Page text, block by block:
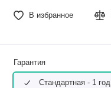
В избранное
Гарантия
Стандартная - 1 год